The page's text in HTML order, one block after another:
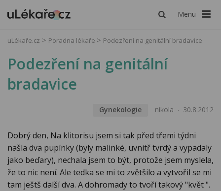
Menu
uLékaře.cz Poradna lékaře Podezření na genitální bradavice
Podezření na genitální
bradavice
Gynekologie nikola 30.8.2012
Dobrý den, Na klitorisu jsem si tak před třemi týdni
našla dva pupínky (byly malinké, uvnitř tvrdý a vypadaly
jako beďary), nechala jsem to být, protože jsem myslela,
že to nic není. Ale tedka se mi to zvětšilo a vytvořil se mi
tam ještš další dva. A dohromady to tvoří takový "květ ".